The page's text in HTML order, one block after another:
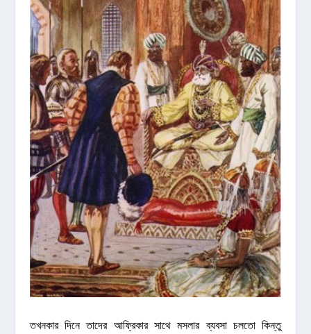
তখনকার দিনে তাদের আফ্রিকার সাথে মসলার ব্যবসা চলতো কিন্তু